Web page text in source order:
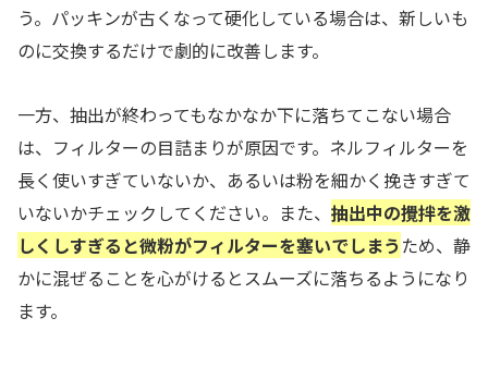
う。パッキンが古くなって硬化している場合は、新しいも
のに交換するだけで劇的に改善します。
一方、抽出が終わってもなかなか下に落ちてこない場合
は、フィルターの目詰まりが原因です。ネルフィルターを
長く使いすぎていないか、あるいは粉を細かく挽きすぎて
いないかチェックしてください。また、 抽出中の攪拌を激
しくしすぎると微粉がフィルターを塞いでしまう ため、静
かに混ぜることを心がけるとスムーズに落ちるようになり
ます。